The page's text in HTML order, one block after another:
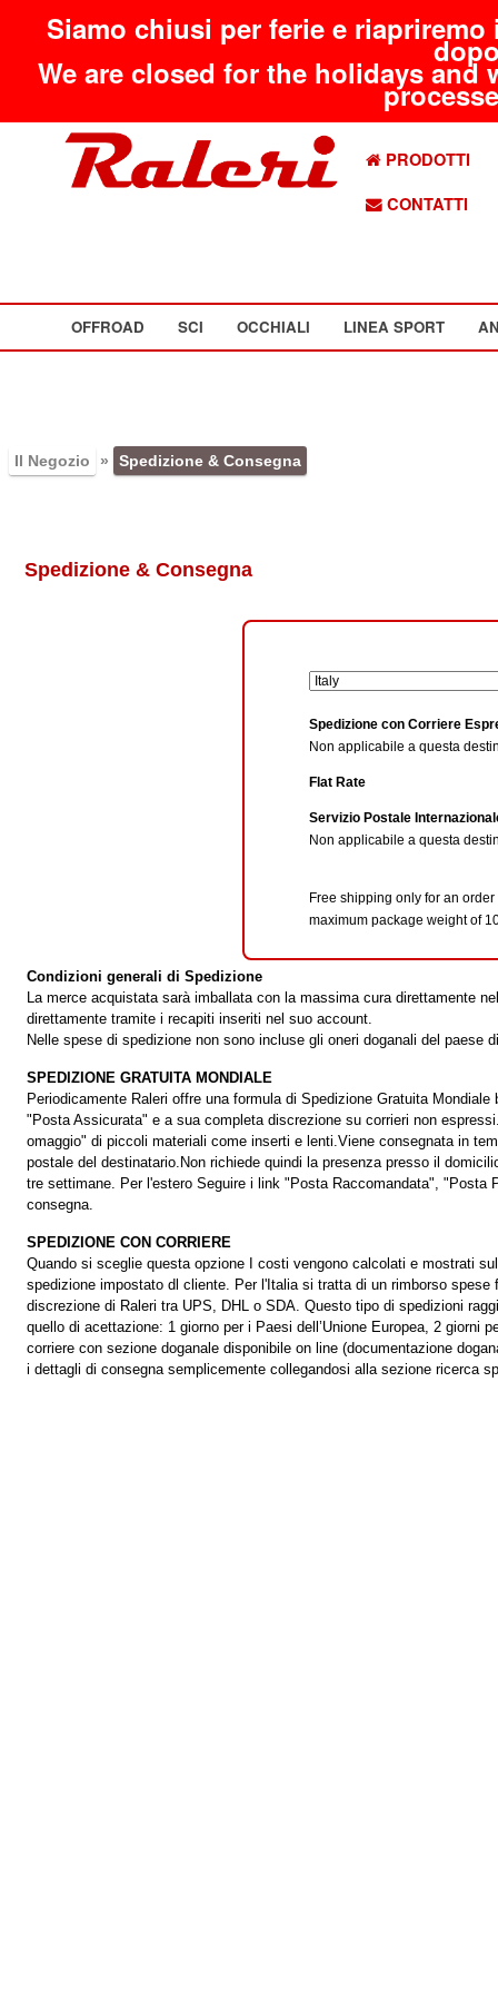
Siamo chiusi per ferie e
We are closed for the holidays
PRODOTTI
CONTATTI
OFFROAD SCI OCCHIALI LINEA SPORT
Il Negozio » Spedizione & Consegna
Spedizione & Consegna
Spedizione con Corriere
Non applicabile a questa
Flat Rate
Servizio Postale
Non applicabile a questa
Free shipping only for an
maximum package weight of
Condizioni generali di Spedizione
La merce acquistata sarà imballata con la massima cura direttamente
direttamente tramite i recapiti inseriti nel suo account.
Nelle spese di spedizione non sono incluse gli oneri doganali del paese
SPEDIZIONE GRATUITA MONDIALE
Periodicamente Raleri offre una formula di Spedizione Gratuita
"Posta Assicurata" e a sua completa discrezione su corrieri non
omaggio" di piccoli materiali come inserti e lenti.Viene consegnata in
postale del destinatario.Non richiede quindi la presenza presso il
tre settimane. Per l'estero Seguire i link "Posta Raccomandata",
consegna.
SPEDIZIONE CON CORRIERE
Quando si sceglie questa opzione I costi vengono calcolati e mostrati
spedizione impostato dl cliente. Per l'Italia si tratta di un rimborso
discrezione di Raleri tra UPS, DHL o SDA. Questo tipo di spedizioni
quello di acettazione: 1 giorno per i Paesi dell’Unione Europea, 2 giorni
corriere con sezione doganale disponibile on line (documentazione
i dettagli di consegna semplicemente collegandosi alla sezione ricerca